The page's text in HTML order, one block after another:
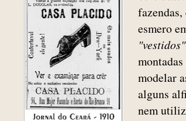
esmero
"vestidos"
modelar
alguns
nem